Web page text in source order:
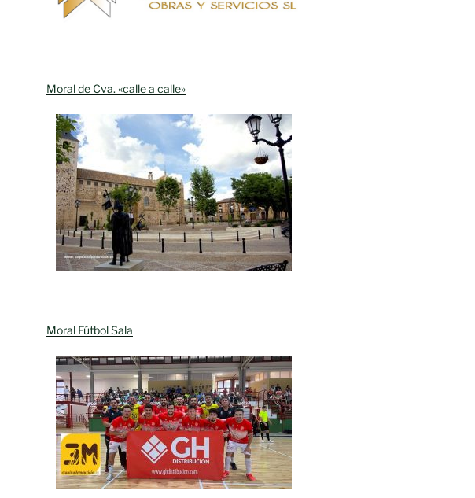
Moral de Cva. «calle a calle»
Moral Fútbol Sala